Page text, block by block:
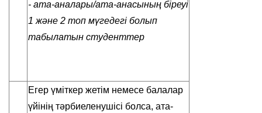
- ата-аналары/ата-анасының біреуі
1 және 2 топ мүгедегі болып
табылатын студенттер
Егер үміткер жетім немесе балалар
үйінің тәрбиеленушісі болса, ата-